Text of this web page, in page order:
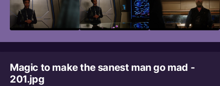
Magic to make the sanest man go mad -
201.jpg